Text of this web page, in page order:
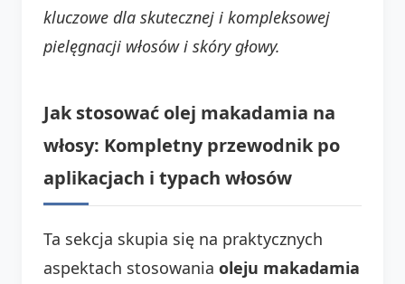
kluczowe dla skutecznej i kompleksowej
pielęgnacji włosów i skóry głowy.
Jak stosować olej makadamia na
włosy: Kompletny przewodnik po
aplikacjach i typach włosów
Ta sekcja skupia się na praktycznych
aspektach stosowania oleju makadamia